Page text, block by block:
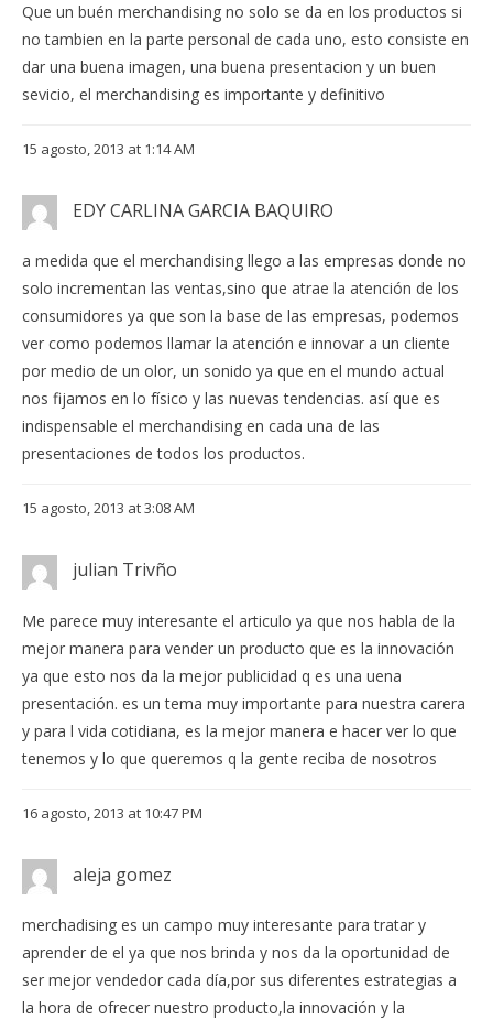
Que un buén merchandising no solo se da en los productos si
no tambien en la parte personal de cada uno, esto consiste en
dar una buena imagen, una buena presentacion y un buen
sevicio, el merchandising es importante y definitivo
15 agosto, 2013 at 1:14 AM
EDY CARLINA GARCIA BAQUIRO
a medida que el merchandising llego a las empresas donde no
solo incrementan las ventas,sino que atrae la atención de los
consumidores ya que son la base de las empresas, podemos
ver como podemos llamar la atención e innovar a un cliente
por medio de un olor, un sonido ya que en el mundo actual
nos fijamos en lo físico y las nuevas tendencias. así que es
indispensable el merchandising en cada una de las
presentaciones de todos los productos.
15 agosto, 2013 at 3:08 AM
julian Trivño
Me parece muy interesante el articulo ya que nos habla de la
mejor manera para vender un producto que es la innovación
ya que esto nos da la mejor publicidad q es una uena
presentación. es un tema muy importante para nuestra carera
y para l vida cotidiana, es la mejor manera e hacer ver lo que
tenemos y lo que queremos q la gente reciba de nosotros
16 agosto, 2013 at 10:47 PM
aleja gomez
merchadising es un campo muy interesante para tratar y
aprender de el ya que nos brinda y nos da la oportunidad de
ser mejor vendedor cada día,por sus diferentes estrategias a
la hora de ofrecer nuestro producto,la innovación y la